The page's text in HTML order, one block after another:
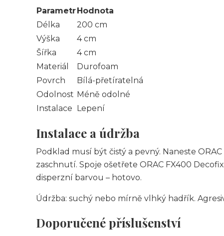
ParametrHodnota
Délka
200 cm
Výška
4 cm
Šířka
4 cm
Materiál
Durofoam
Povrch
Bílá-přetíratelná
Odolnost Méně odolné
Instalace Lepení
Instalace a údržba
Podklad musí být čistý a pevný. Naneste
zaschnutí. Spoje ošetřete ORAC FX400
disperzní barvou – hotovo.
Údržba: suchý nebo mírně vlhký hadřík.
Doporučené příslušenství